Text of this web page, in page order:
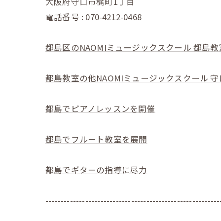
電話番号 : 070-4212-0468
都島区のNAOMIミュージックスクール 都島教
都島教室の他NAOMIミュージックスクール
都島でピアノレッスンを開催
都島でフルート教室を展開
都島でギターの指導に尽力